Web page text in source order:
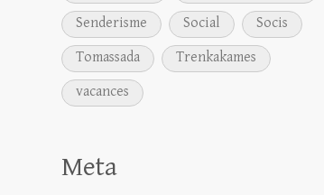
Senderisme
Social
Socis
Tomassada
Trenkakames
vacances
Meta